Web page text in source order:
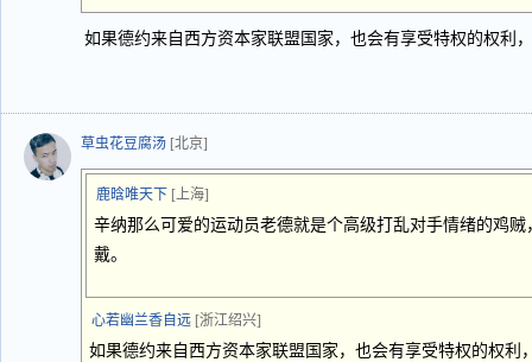
如果德约来自西方资本家联盟国家，也会有享受特权的权利
草虫花豆腐汤 [北京]
鹿晗唯天下 [上海]
辛纳那么可爱的运动员老德就是个高级打乱对手情绪的鸡
戴。
心若幽兰香自远 [浙江绍兴]
如果德约来自西方资本家联盟国家，也会有享受特权的权利